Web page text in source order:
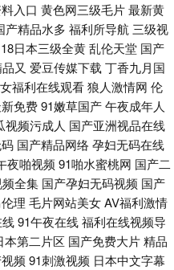
入口 黄色网三级毛片最新黄
产精品水多 福利所导航 三级视
18日本三级全黄乱伦天堂 国产
又 爱豆传媒下载 丁香九月国
福利在线观看狼人激情网 伦
免费91嫩草国产午夜成年人
视频污成人 国产亚洲视品在线
国产精品网络 孕妇无码在线
夜啪视频 91啪水蜜桃网 国产二
全集 国产孕妇无码视频 国产
理 毛片网站美女AV福利激情
91午夜在线福利在线视频导
本第二片区 国产免费大片精品
频 91刺激视频 日本中文字幕